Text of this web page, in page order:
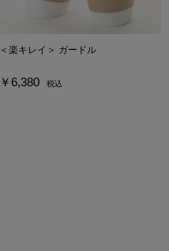
＜楽キレイ＞ ガードル
￥6,380 税込